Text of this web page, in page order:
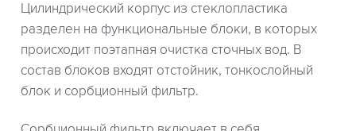
Цилиндрический корпус из стеклопластика
разделен на функциональные блоки, в которых
происходит поэтапная очистка сточных вод. В
состав блоков входят отстойник, тонкослойный
блок и сорбционный фильтр.